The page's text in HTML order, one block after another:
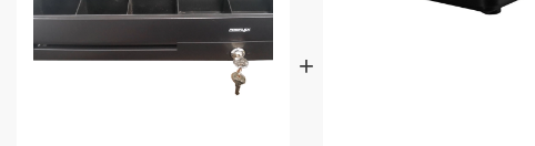
อุตสาหกรรมเสื้อผ้า